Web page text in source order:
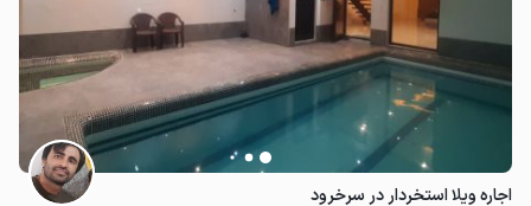
اجاره ویلا استخردار در سرخرود